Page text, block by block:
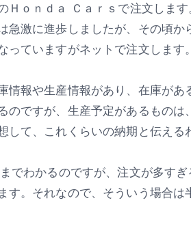
Ｈｏｎｄａ Ｃａｒｓで注文しま
急激に進歩しましたが、その頃か
っていますがネットで注文します。
情報や生産情報があり、在庫が
のですが、生産予定があるもの
して、これくらいの納期と伝える
でわかるのですが、注文が多す
す。それなので、そういう場合は